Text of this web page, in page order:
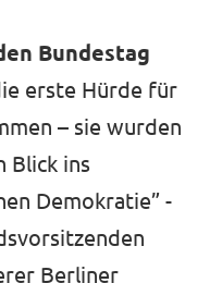
Bundestag
erste Hürde für
– sie wurden
Blick ins
Demokratie” -
Berliner